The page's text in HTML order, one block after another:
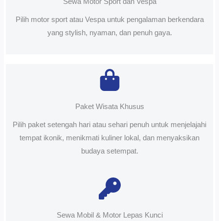
Sewa Motor Sport dan Vespa
Pilih motor sport atau Vespa untuk pengalaman berkendara
yang stylish, nyaman, dan penuh gaya.
Paket Wisata Khusus
Pilih paket setengah hari atau sehari penuh untuk menjelajahi
tempat ikonik, menikmati kuliner lokal, dan menyaksikan
budaya setempat.
Sewa Mobil & Motor Lepas Kunci